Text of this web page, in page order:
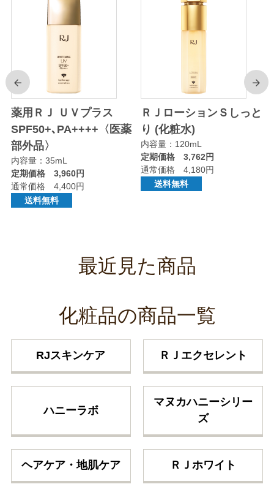
前
薬用ＲＪ ＵＶプラス
SPF50+､PA++++〈医薬
部外品〉
内容量：35mL
定期価格 3,960円
通常価格 4,400円
送料無料
ＲＪローションＳしっと
り (化粧水)
内容量：120mL
定期価格 3,762円
通常価格 4,180円
送料無料
次
最近見た商品
化粧品の商品一覧
RJスキンケア ＲＪエクセレント
ハニーラボ
マヌカハニーシリー
ズ
ヘアケア・地肌ケア ＲＪホワイト